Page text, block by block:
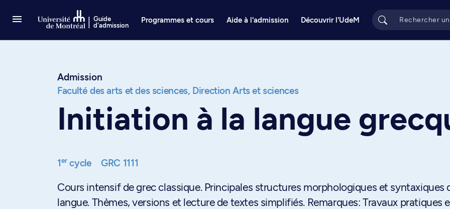
Guide
d'admission
Programmes et cours Aide à l'admission Découvrir l'UdeM
Admission
Faculté des arts et des sciences, Direction Arts et sciences
Initiation à la langue
1ercycle GRC 1111
Cours intensif de grec classique. Principales structures morphologiques et syntaxiques
langue. Thèmes, versions et lecture de textes simplifiés. Remarques: Travaux pratiques